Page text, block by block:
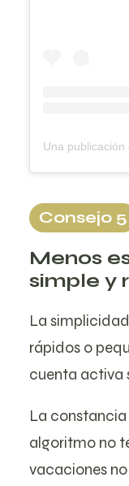
Consejo 5
Menos
simple y
La
rápidos o
cuenta activa
La constancia
algoritmo no
vacaciones